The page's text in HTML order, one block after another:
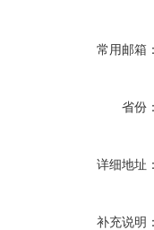
常用邮箱
省份
详细地址
补充说明